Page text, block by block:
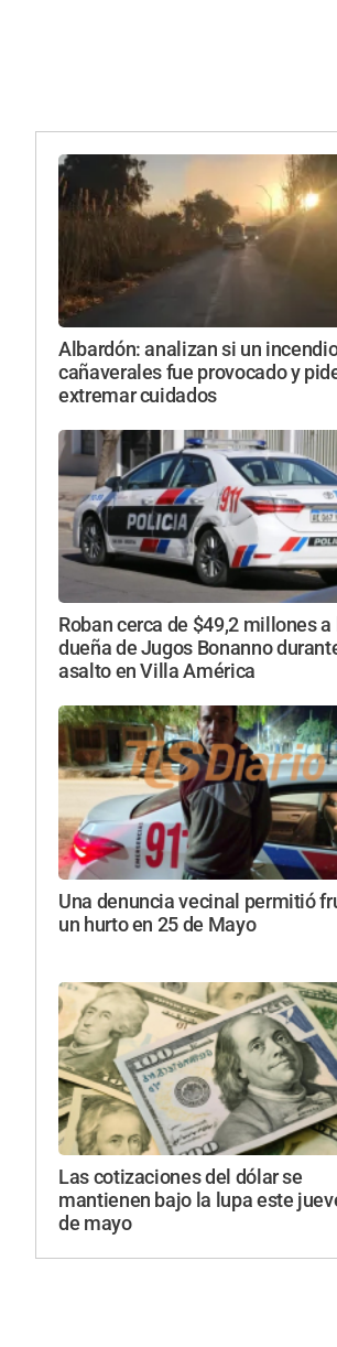
Albardón: analizan si un
cañaverales fue provocado y
extremar cuidados
Roban cerca de $49,2 millones a
dueña de Jugos Bonanno
asalto en Villa América
Una denuncia vecinal permitió
un hurto en 25 de Mayo
Las cotizaciones del dólar se
mantienen bajo la lupa este
de mayo